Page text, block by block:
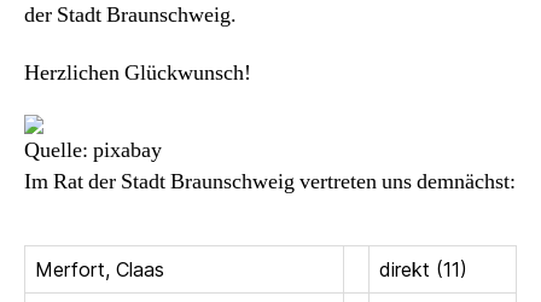
der Stadt Braunschweig.
Herzlichen Glückwunsch!
Quelle: pixabay
Im Rat der Stadt Braunschweig vertreten uns demnächst:
Merfort, Claas
direkt (11)